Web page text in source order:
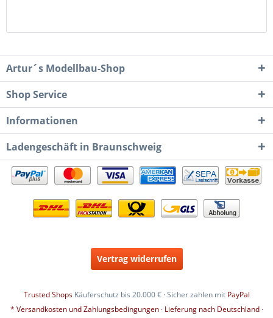
Artur´s Modellbau-Shop
Shop Service
Informationen
Ladengeschäft in Braunschweig
Vertrag widerrufen
Trusted ShopsKäuferschutz bis 20.000 € · Sicher zahlen mit PayPal
* Versandkosten und Zahlungsbedingungen · Lieferung nach Deutschland ·